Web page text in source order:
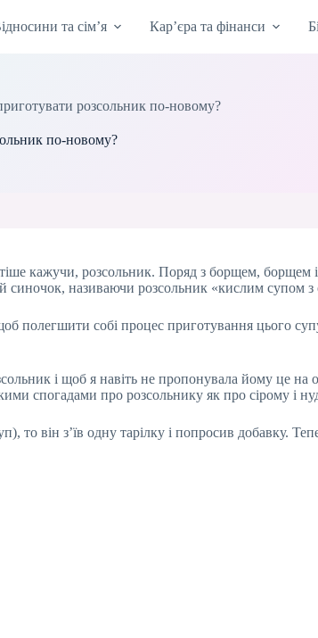
та сім’я Кар’єра та фінанси
розсольник по-новому?
по-новому?
кажучи, розсольник. Поряд з борщем, борщем
синочок, називаючи розсольник «кислим супом з
полегшити собі процес приготування цього
і щоб я навіть не пропонувала йому це на
спогадами про розсольнику як про сірому і
то він з’їв одну тарілку і попросив добавку.